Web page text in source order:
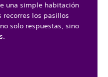
una simple habitación
recorres los pasillos
solo respuestas, sino